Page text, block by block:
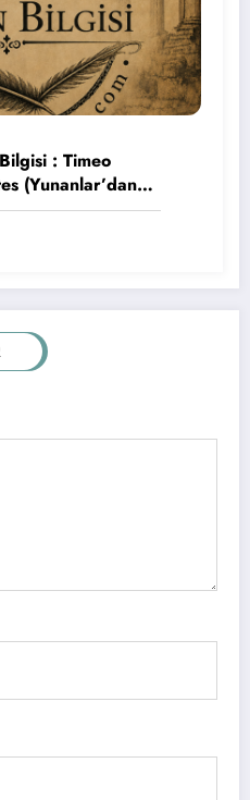
: Timeo
(Yunanlar’dan
getirdikleri